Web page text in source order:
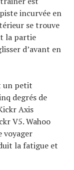
incurvée en
se trouve
la partie
d’avant en
un petit
degrés de
Axis
V5. Wahoo
voyager
la fatigue et